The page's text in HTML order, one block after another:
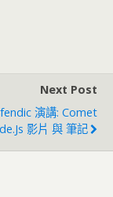
Next Post
演講: Comet
影片 與 筆記